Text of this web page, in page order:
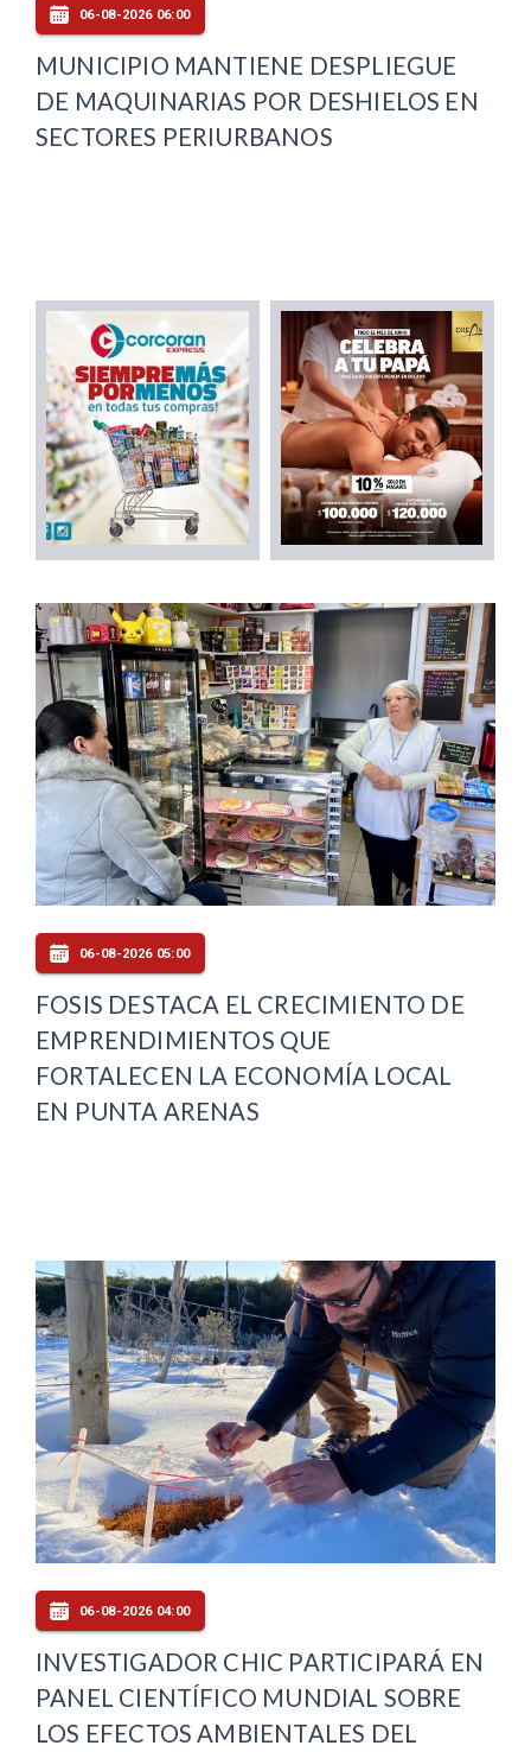
06-08-2026 06:00
MUNICIPIO MANTIENE DESPLIEGUE
DE MAQUINARIAS POR DESHIELOS EN
SECTORES PERIURBANOS
06-08-2026 05:00
FOSIS DESTACA EL CRECIMIENTO DE
EMPRENDIMIENTOS QUE
FORTALECEN LA ECONOMÍA LOCAL
EN PUNTA ARENAS
06-08-2026 04:00
INVESTIGADOR CHIC PARTICIPARÁ EN
PANEL CIENTÍFICO MUNDIAL SOBRE
LOS EFECTOS AMBIENTALES DEL